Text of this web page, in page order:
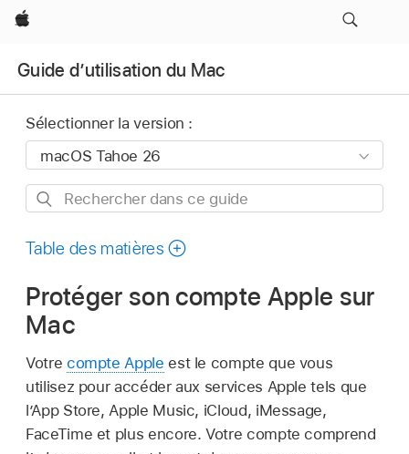
Apple
Guide d’utilisation du Mac
Sélectionner la version :
Rechercher
ce
Table des matières
Protéger son compte Apple sur
Mac
Votre compte Apple est le compte que vous
utilisez pour accéder aux services Apple tels que
l’App Store, Apple Music, iCloud, iMessage,
FaceTime et plus encore. Votre compte comprend